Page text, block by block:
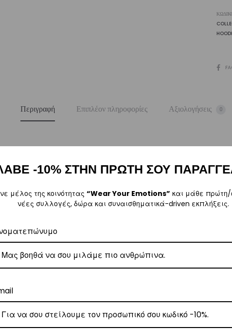
SHARE
Περιγραφή Επιπλέον πληροφορίες Αξιολογήσεις 0
ημέρα μετά την αγορά σας. M: (+30)6984526595| Email:
άνω των 80€.
εξόδων αποστολής στα
Center
, θα αναλάβει την παράδοσή σας.
ημέρες.
σε όλη την Ελλάδα με extra χρέωση
-10% ΣΤΗΝ ΠΡΩΤΗ ΣΟΥ
μέλος της κοινότητας “Wear Your Emotions” και μάθε πρώτη/
νέες συλλογές, δώρα και συναισθηματικά-driven εκπλήξεις.